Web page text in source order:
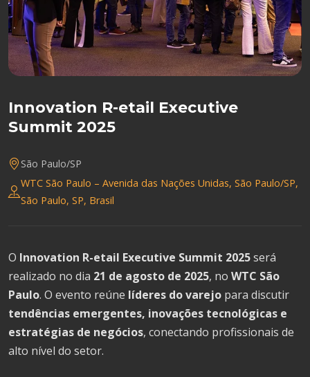
Innovation R-etail Executive
Summit 2025
São Paulo/SP
WTC São Paulo – Avenida das Nações Unidas, São Paulo/SP,
São Paulo, SP, Brasil
O Innovation R-etail Executive Summit 2025será
realizado no dia 21 de agosto de 2025, no WTC São
Paulo. O evento reúne líderes do varejo para discutir
tendências emergentes, inovações tecnológicas e
estratégias de negócios, conectando profissionais de
alto nível do setor.